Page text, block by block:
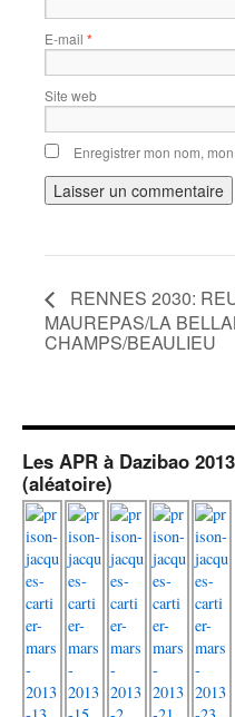
E-mail *
Site web
Enregistrer mon nom,
RENNES 2030:
MAUREPAS/LA
CHAMPS/BEAULIEU
Les APR à Dazibao 2013
(aléatoire)